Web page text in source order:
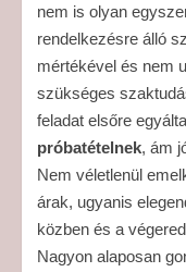
nem is olyan
rendelkezésre álló
mértékével és nem
szükséges
feladat elsőre
próbatételnek, ám
Nem véletlenül
árak, ugyanis
közben és a
Nagyon alaposan